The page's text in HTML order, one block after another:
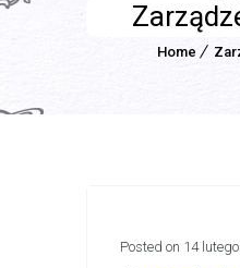
Home
Posted on 14